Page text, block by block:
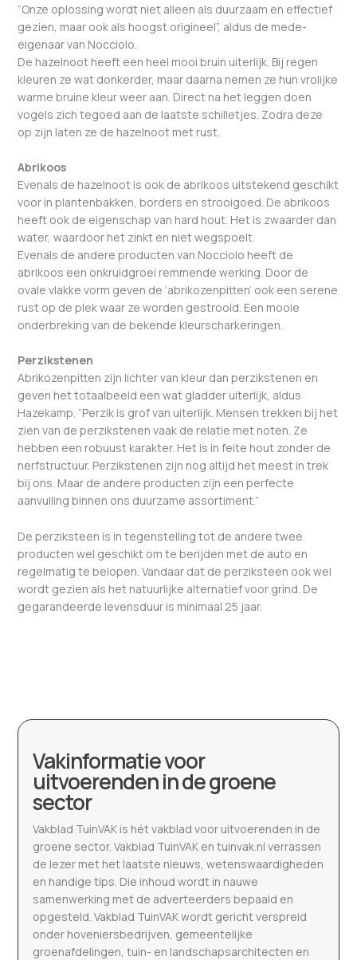
“Onze oplossing wordt niet alleen als duurzaam en effectief
gezien, maar ook als hoogst origineel”, aldus de mede-
eigenaar van Nocciolo.
De hazelnoot heeft een heel mooi bruin uiterlijk. Bij regen
kleuren ze wat donkerder, maar daarna nemen ze hun vrolijke
warme bruine kleur weer aan. Direct na het leggen doen
vogels zich tegoed aan de laatste schilletjes. Zodra deze
op zijn laten ze de hazelnoot met rust.
Abrikoos
Evenals de hazelnoot is ook de abrikoos uitstekend geschikt
voor in plantenbakken, borders en strooigoed. De abrikoos
heeft ook de eigenschap van hard hout. Het is zwaarder dan
water, waardoor het zinkt en niet wegspoelt.
Evenals de andere producten van Nocciolo heeft de
abrikoos een onkruidgroei remmende werking. Door de
ovale vlakke vorm geven de ‘abrikozenpitten’ ook een serene
rust op de plek waar ze worden gestrooid. Een mooie
onderbreking van de bekende kleurscharkeringen.
Perzikstenen
Abrikozenpitten zijn lichter van kleur dan perzikstenen en
geven het totaalbeeld een wat gladder uiterlijk, aldus
Hazekamp. “Perzik is grof van uiterlijk. Mensen trekken bij het
zien van de perzikstenen vaak de relatie met noten. Ze
hebben een robuust karakter. Het is in feite hout zonder de
nerfstructuur. Perzikstenen zijn nog altijd het meest in trek
bij ons. Maar de andere producten zijn een perfecte
aanvulling binnen ons duurzame assortiment.”
De perziksteen is in tegenstelling tot de andere twee
producten wel geschikt om te berijden met de auto en
regelmatig te belopen. Vandaar dat de perziksteen ook wel
wordt gezien als het natuurlijke alternatief voor grind. De
gegarandeerde levensduur is minimaal 25 jaar.
Vakinformatie voor
uitvoerenden in de groene
sector
Vakblad TuinVAK is hét vakblad voor uitvoerenden in de
groene sector. Vakblad TuinVAK en tuinvak.nl verrassen
de lezer met het laatste nieuws, wetenswaardigheden
en handige tips. Die inhoud wordt in nauwe
samenwerking met de adverteerders bepaald en
opgesteld. Vakblad TuinVAK wordt gericht verspreid
onder hoveniersbedrijven, gemeentelijke
groenafdelingen, tuin- en landschapsarchitecten en